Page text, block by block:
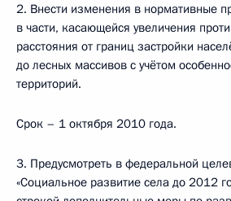
2. Внести изменения в нормативные
в части, касающейся увеличения
расстояния от границ застройки
до лесных массивов с учётом
территорий.
Срок – 1 октября 2010 года.
3. Предусмотреть в федеральной
«Социальное развитие села до 2012